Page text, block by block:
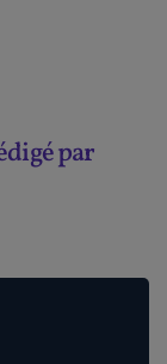
par